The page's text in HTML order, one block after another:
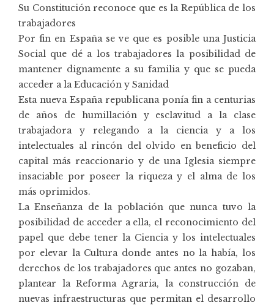
Su Constitución reconoce que es la República de los
trabajadores
Por fin en España se ve que es posible una Justicia
Social que dé a los trabajadores la posibilidad de
mantener dignamente a su familia y que se pueda
acceder a la Educación y Sanidad
Esta nueva España republicana ponía fin a centurias
de años de humillación y esclavitud a la clase
trabajadora y relegando a la ciencia y a los
intelectuales al rincón del olvido en beneficio del
capital más reaccionario y de una Iglesia siempre
insaciable por poseer la riqueza y el alma de los
más oprimidos.
La Enseñanza de la población que nunca tuvo la
posibilidad de acceder a ella, el reconocimiento del
papel que debe tener la Ciencia y los intelectuales
por elevar la Cultura donde antes no la había, los
derechos de los trabajadores que antes no gozaban,
plantear la Reforma Agraria, la construcción de
nuevas infraestructuras que permitan el desarrollo